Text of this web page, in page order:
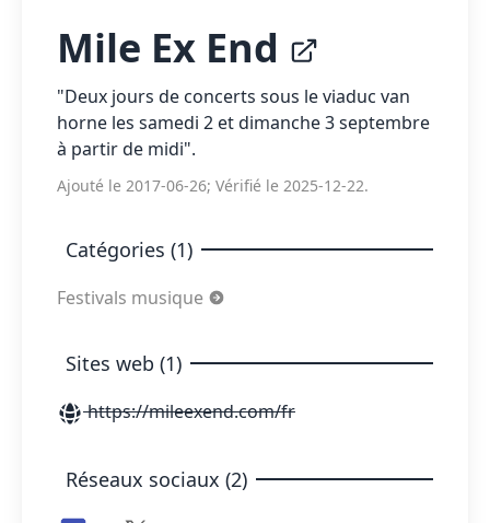
Mile Ex End
"Deux jours de concerts sous le viaduc van
horne les samedi 2 et dimanche 3 septembre
à partir de midi".
Ajouté le 2017-06-26; Vérifié le 2025-12-22.
Catégories (1)
Festivals musique
Sites web (1)
https://mileexend.com/fr
Réseaux sociaux (2)